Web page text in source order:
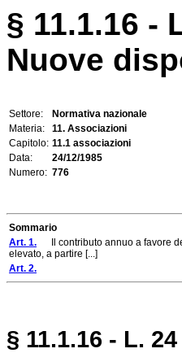
§ 11.1.16 -
Nuove
Settore:
Normativa nazionale
Materia:
11. Associazioni
Capitolo: 11.1 associazioni
Data:
24/12/1985
Numero: 776
Sommario
Art. 1. Il contributo annuo a favore
elevato, a partire [...]
Art. 2.
§ 11.1.16 - L.